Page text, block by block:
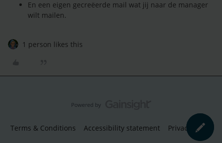
En een eigen gecreëerde mail wat jij naar de manager
wilt mailen.
1 person likes this
Terms & Conditions Accessibility statement Privacy Policy